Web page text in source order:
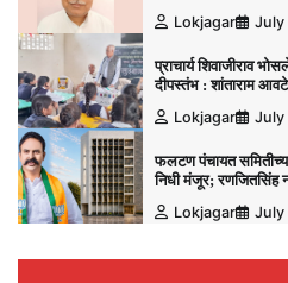
Lokjagar
July
प्राचार्य शिवाजीराव
दीपस्तंभ : शांताराम आवटे
Lokjagar
July
फलटण पंचायत
निधी मंजूर; रणजितसिंह
Lokjagar
July